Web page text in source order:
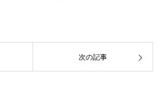
次の記事